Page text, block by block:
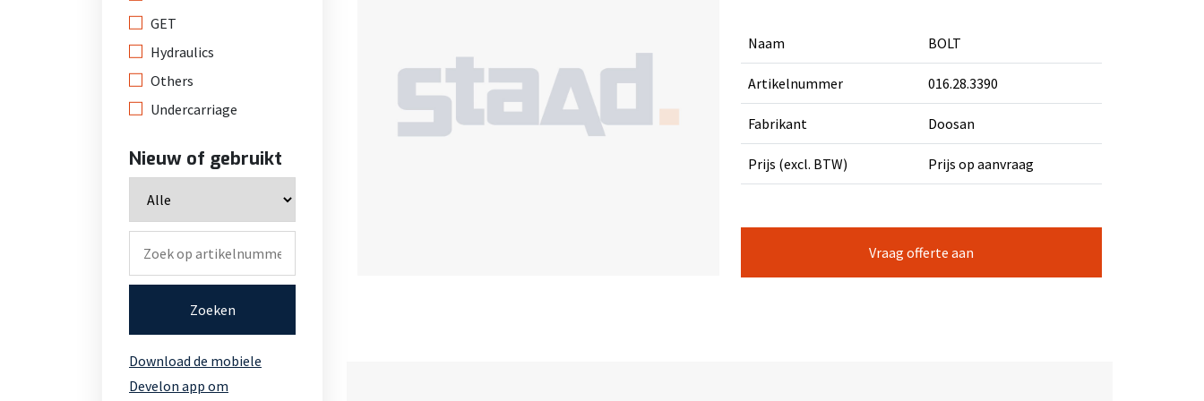
GET
Hydraulics
Others
Undercarriage
Nieuw of gebruikt
Zoeken
Download de mobiele
Develon app om
Naam BOLT
Artikelnummer 016.28.3390
Fabrikant Doosan
Prijs (excl. BTW) Prijs op aanvraag
Vraag offerte aan